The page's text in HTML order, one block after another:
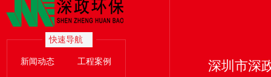
快速导航
新闻动态 工程案例
深圳市深